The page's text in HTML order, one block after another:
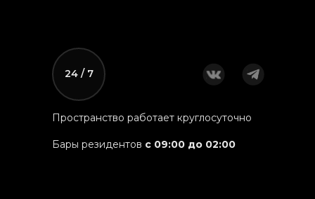
24 / 7
Пространство работает круглосуточно
Бары резидентов с 09:00 до 02:00